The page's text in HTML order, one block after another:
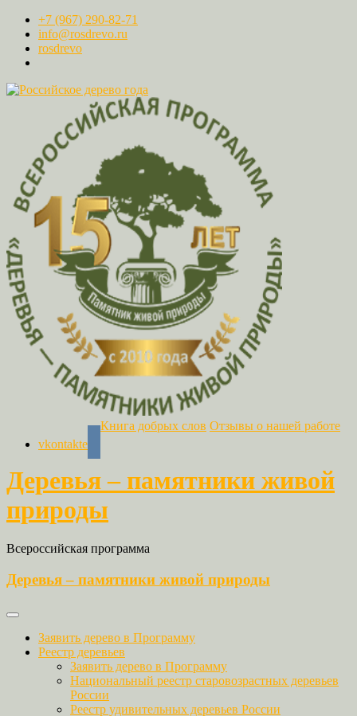
+7 (967) 290-82-71
info@rosdrevo.ru
rosdrevo
vkontakte
Книга добрых слов Отзывы о нашей работе
Деревья – памятники живой
природы
Всероссийская программа
Деревья – памятники живой природы
Заявить дерево в Программу
Реестр деревьев
Заявить дерево в Программу
Национальный реестр старовозрастных деревьев
России
Реестр удивительных деревьев России